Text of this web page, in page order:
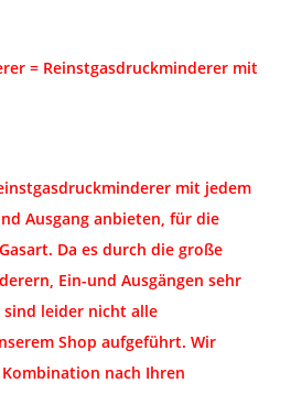
= Reinstgasdruckminderer mit
mit jedem
Ausgang anbieten, für die
Da es durch die große
Ein-und Ausgängen sehr
leider nicht alle
Shop aufgeführt. Wir
nach Ihren